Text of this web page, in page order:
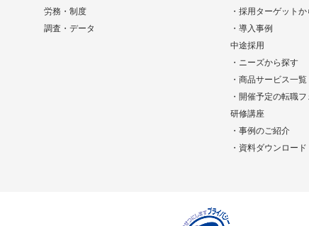
労務・制度
調査・データ
・採用ターゲット
・導入事例
中途採用
・ニーズから探す
・商品サービス一覧
・開催予定の転職フ
研修講座
・事例のご紹介
・資料ダウンロード